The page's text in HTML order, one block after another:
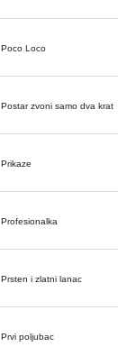
Poco Loco
Postar zvoni samo dva krat
Prikaze
Profesionalka
Prsten i zlatni lanac
Prvi poljubac